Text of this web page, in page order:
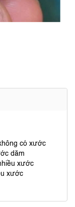
có xước
dăm
xước
xước